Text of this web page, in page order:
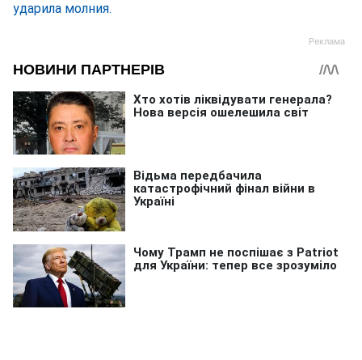
ударила молния.